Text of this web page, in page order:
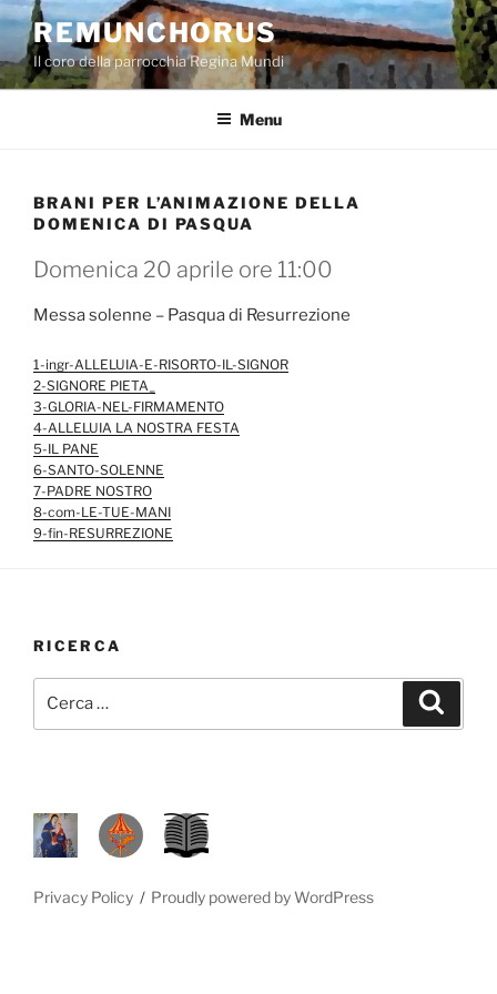
Salta
contenuto
REMUNCHORUS
Il coro della parrocchia Regina Mundi
Menu
BRANI PER L’ANIMAZIONE DELLA
DOMENICA DI PASQUA
Domenica 20 aprile ore 11:00
Messa solenne – Pasqua di Resurrezione
1-ingr-ALLELUIA-E-RISORTO-IL-SIGNOR
2-SIGNORE PIETA_
3-GLORIA-NEL-FIRMAMENTO
4-ALLELUIA LA NOSTRA FESTA
5-IL PANE
6-SANTO-SOLENNE
7-PADRE NOSTRO
8-com-LE-TUE-MANI
9-fin-RESURREZIONE
RICERCA
P
R
D
A
L
.
Privacy Policy Proudly powered by WordPress